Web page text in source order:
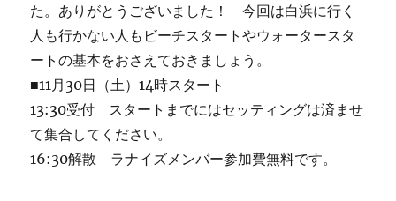
た。ありがとうございました！ 今回は白浜に行く
人も行かない人もビーチスタートやウォータースタ
ートの基本をおさえておきましょう。
■11月30日（土）14時スタート
13:30受付 スタートまでにはセッティングは済ませ
て集合してください。
16:30解散 ラナイズメンバー参加費無料です。